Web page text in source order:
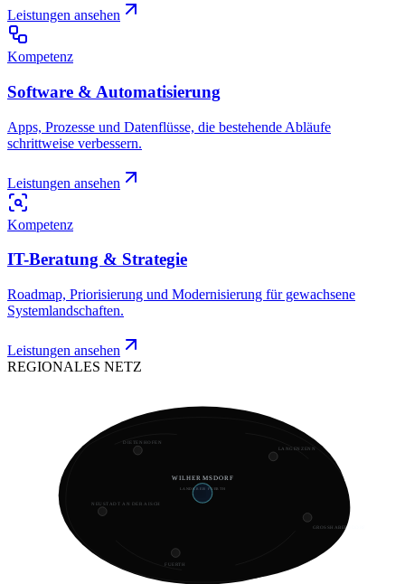
Leistungen ansehen
Kompetenz
Software & Automatisierung
Apps, Prozesse und Datenflüsse, die bestehende Abläufe
schrittweise verbessern.
Leistungen ansehen
Kompetenz
IT-Beratung & Strategie
Roadmap, Priorisierung und Modernisierung für gewachsene
Systemlandschaften.
Leistungen ansehen
REGIONALES NETZ
WILHERMSDORF
LANDKREIS FUERTH
DIETENHOFEN
LANGENZENN
GROSSHABERSDORF
FUERTH
NEUSTADT AN DER AISCH